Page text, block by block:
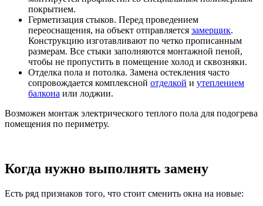
покрытием.
Герметизация стыков. Перед проведением
переоснащения, на объект отправляется замерщик.
Конструкцию изготавливают по четко прописанным
размерам. Все стыки заполняются монтажной пеной,
чтобы не пропустить в помещение холод и сквозняки.
Отделка пола и потолка. Замена остекления часто
сопровождается комплексной отделкой и утеплением
балкона или лоджии.
Возможен монтаж электрического теплого пола для подогрева
помещения по периметру.
Когда нужно выполнять замену
Есть ряд признаков того, что стоит сменить окна на новые: